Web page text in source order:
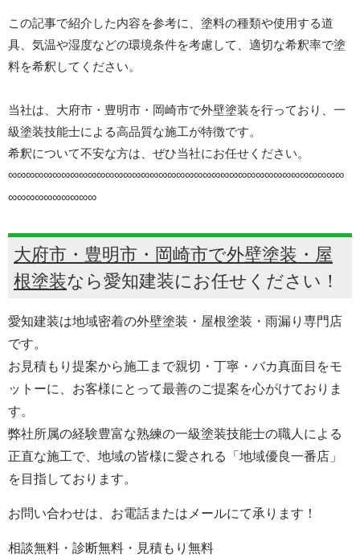
この記事で紹介した内容を参考に、塗料の種類や使用する道
具、気温や湿度などの環境条件を考慮して、適切な希釈率で塗
料を希釈してください。
当社は、大府市・豊明市・岡崎市で外壁塗装を行っており、一
級塗装技能士による高品質な施工が特徴です。
希釈について不安な方は、ぜひ当社にお任せください。
∞∞∞∞∞∞∞∞∞∞∞∞∞∞∞∞∞∞∞∞∞∞∞∞∞∞∞∞∞∞∞∞∞∞∞∞∞∞
∞∞∞∞∞∞∞∞∞∞
大府市・豊明市・岡崎市で外壁塗装・屋
根塗装なら愛知建装にお任せください！
愛知建装は地域密着の外壁塗装・屋根塗装・雨漏り専門店
です。
お見積もり提案から施工まで親切・丁寧・バカ真面目をモ
ットーに、お客様にとって最善のご提案を心がけておりま
す。
弊社所属の経験豊富な熟練の一級塗装技能士の職人による
正直な施工で、地域の皆様に愛される「地域優良一番店」
を目指しております。
お問い合わせは、お電話またはメールにて承ります！
相談無料・診断無料・見積もり無料